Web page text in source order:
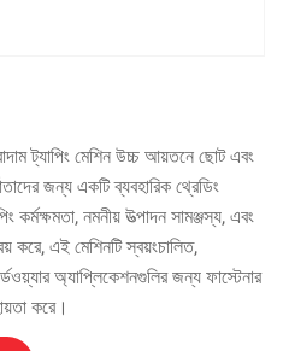
ট্যাপিং মেশিন উচ্চ আয়তনে ছোট এবং
জন্য একটি ব্যবহারিক থ্রেডিং
কর্মক্ষমতা, নমনীয় উত্পাদন সামঞ্জস্য, এবং
করে, এই মেশিনটি স্বয়ংচালিত,
অ্যাপ্লিকেশনগুলির জন্য ফাস্টেনার
করে।